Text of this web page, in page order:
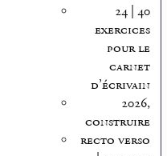
24 | 40
exercices
pour le
carnet
d’écrivain
2026,
construire
recto verso